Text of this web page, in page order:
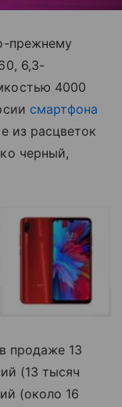
прежнему
6,3-
4000
смартфона
из расцветок
черный,
продаже 13
(13 тысяч
(около 16